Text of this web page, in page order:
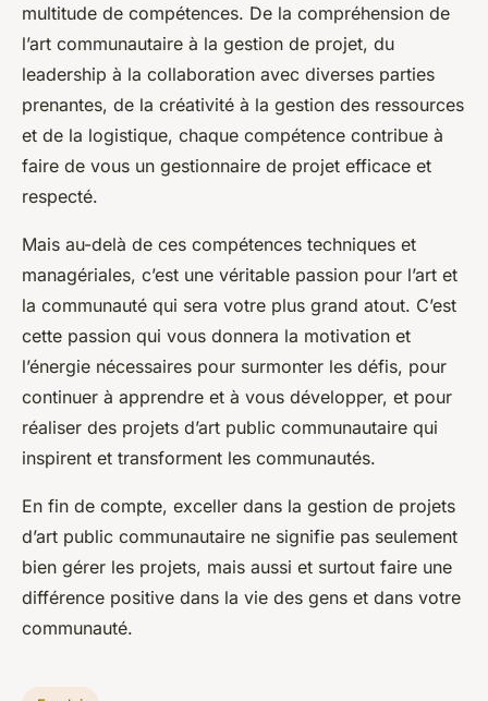
multitude de compétences. De la compréhension de
l’art communautaire à la gestion de projet, du
leadership à la collaboration avec diverses parties
prenantes, de la créativité à la gestion des ressources
et de la logistique, chaque compétence contribue à
faire de vous un gestionnaire de projet efficace et
respecté.
Mais au-delà de ces compétences techniques et
managériales, c’est une véritable passion pour l’art et
la communauté qui sera votre plus grand atout. C’est
cette passion qui vous donnera la motivation et
l’énergie nécessaires pour surmonter les défis, pour
continuer à apprendre et à vous développer, et pour
réaliser des projets d’art public communautaire qui
inspirent et transforment les communautés.
En fin de compte, exceller dans la gestion de projets
d’art public communautaire ne signifie pas seulement
bien gérer les projets, mais aussi et surtout faire une
différence positive dans la vie des gens et dans votre
communauté.